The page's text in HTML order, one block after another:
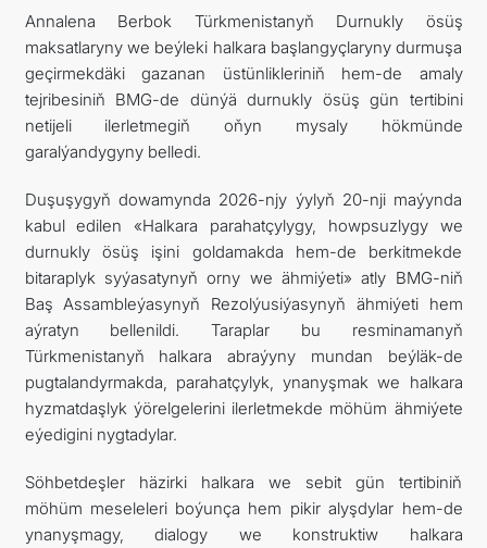
Annalena Berbok Türkmenistanyň Durnukly ösüş
maksatlaryny we beýleki halkara başlangyçlaryny durmuşa
geçirmekdäki gazanan üstünlikleriniň hem-de amaly
tejribesiniň BMG-de dünýä durnukly ösüş gün tertibini
netijeli ilerletmegiň oňyn mysaly hökmünde
garalýandygyny belledi.
Duşuşygyň dowamynda 2026-njy ýylyň 20-nji maýynda
kabul edilen «Halkara parahatçylygy, howpsuzlygy we
durnukly ösüş işini goldamakda hem-de berkitmekde
bitaraplyk syýasatynyň orny we ähmiýeti» atly BMG-niň
Baş Assambleýasynyň Rezolýusiýasynyň ähmiýeti hem
aýratyn bellenildi. Taraplar bu resminamanyň
Türkmenistanyň halkara abraýyny mundan beýläk-de
pugtalandyrmakda, parahatçylyk, ynanyşmak we halkara
hyzmatdaşlyk ýörelgelerini ilerletmekde möhüm ähmiýete
eýedigini nygtadylar.
Söhbetdeşler häzirki halkara we sebit gün tertibiniň
möhüm meseleleri boýunça hem pikir alyşdylar hem-de
ynanyşmagy, dialogy we konstruktiw halkara